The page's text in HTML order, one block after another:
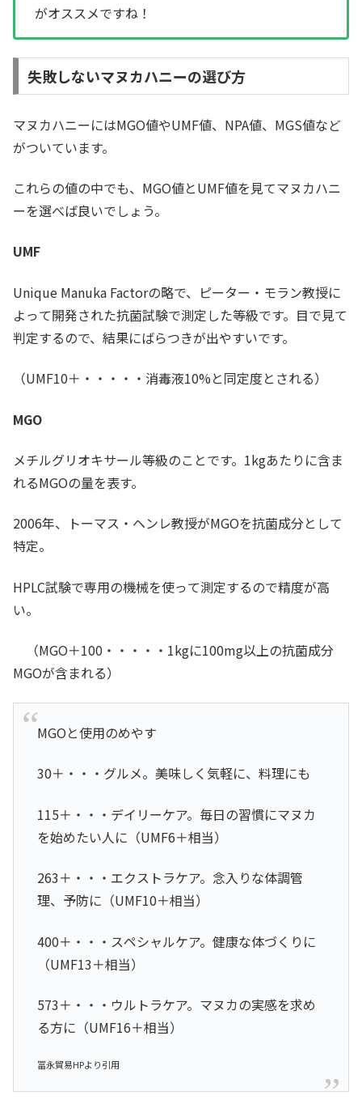
がオススメですね！
失敗しないマヌカハニーの選び方
マヌカハニーにはMGO値やUMF値、NPA値、MGS値など
がついています。
これらの値の中でも、MGO値とUMF値を見てマヌカハニ
ーを選べば良いでしょう。
UMF
Unique Manuka Factorの略で、ピーター・モラン教授に
よって開発された抗菌試験で測定した等級です。目で見て
判定するので、結果にばらつきが出やすいです。
（UMF10＋・・・・・消毒液10%と同定度とされる）
MGO
メチルグリオキサール等級のことです。1kgあたりに含ま
れるMGOの量を表す。
2006年、トーマス・ヘンレ教授がMGOを抗菌成分として
特定。
HPLC試験で専用の機械を使って測定するので精度が高
い。
（MGO＋100・・・・・1kgに100mg以上の抗菌成分
MGOが含まれる）
MGOと使用のめやす
30＋・・・グルメ。美味しく気軽に、料理にも
115＋・・・デイリーケア。毎日の習慣にマヌカ
を始めたい人に（UMF6＋相当）
263＋・・・エクストラケア。念入りな体調管
理、予防に（UMF10＋相当）
400＋・・・スペシャルケア。健康な体づくりに
（UMF13＋相当）
573＋・・・ウルトラケア。マヌカの実感を求め
る方に（UMF16＋相当）
冨永貿易HPより引用